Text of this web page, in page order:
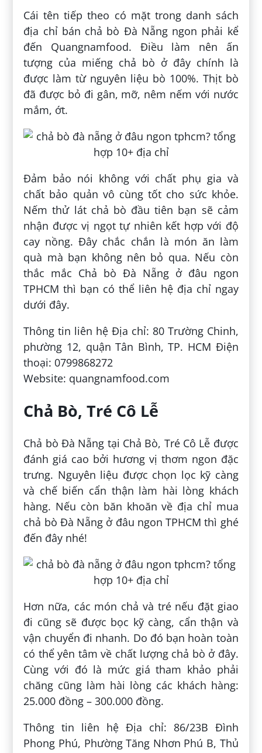
Cái tên tiếp theo có mặt trong danh sách
địa chỉ bán chả bò Đà Nẵng ngon phải kể
đến Quangnamfood. Điều làm nên ấn
tượng của miếng chả bò ở đây chính là
được làm từ nguyên liệu bò 100%. Thịt bò
đã được bỏ đi gân, mỡ, nêm nếm với nước
mắm, ớt.
Đảm bảo nói không với chất phụ gia và
chất bảo quản vô cùng tốt cho sức khỏe.
Nếm thử lát chả bò đầu tiên bạn sẽ cảm
nhận được vị ngọt tự nhiên kết hợp với độ
cay nồng. Đây chắc chắn là món ăn làm
quà mà bạn không nên bỏ qua. Nếu còn
thắc mắc Chả bò Đà Nẵng ở đâu ngon
TPHCM thì bạn có thể liên hệ địa chỉ ngay
dưới đây.
Thông tin liên hệ Địa chỉ: 80 Trường Chinh,
phường 12, quận Tân Bình, TP. HCM Điện
thoại: 0799868272
Website: quangnamfood.com
Chả Bò, Tré Cô Lễ
Chả bò Đà Nẵng tại Chả Bò, Tré Cô Lễ được
đánh giá cao bởi hương vị thơm ngon đặc
trưng. Nguyên liệu được chọn lọc kỹ càng
và chế biến cẩn thận làm hài lòng khách
hàng. Nếu còn băn khoăn về địa chỉ mua
chả bò Đà Nẵng ở đâu ngon TPHCM thì ghé
đến đây nhé!
Hơn nữa, các món chả và tré nếu đặt giao
đi cũng sẽ được bọc kỹ càng, cẩn thận và
vận chuyển đi nhanh. Do đó bạn hoàn toàn
có thể yên tâm về chất lượng chả bò ở đây.
Cùng với đó là mức giá tham khảo phải
chăng cũng làm hài lòng các khách hàng:
25.000 đồng – 300.000 đồng.
Thông tin liên hệ Địa chỉ: 86/23B Đình
Phong Phú, Phường Tăng Nhơn Phú B, Thủ